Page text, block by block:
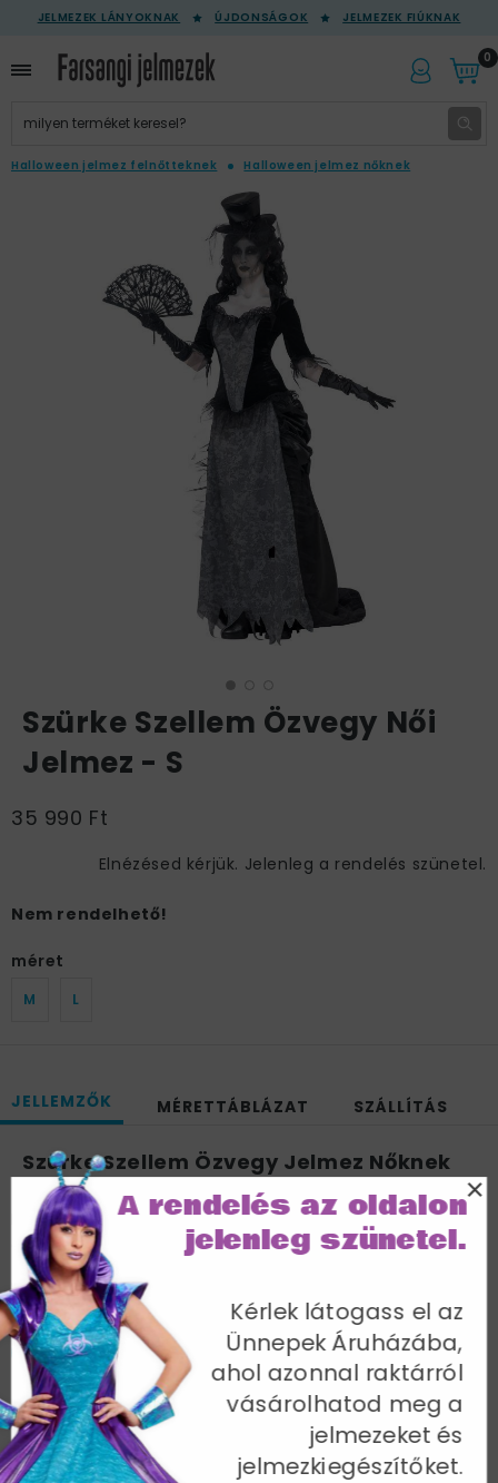
JELMEZEK LÁNYOKNAK ÚJDONSÁGOK JELMEZEK FIÚKNAK
0
Halloween jelmez felnőtteknek Halloween jelmez nőknek
Szürke Szellem Özvegy Női
Jelmez - S
35 990 Ft
Elnézésed kérjük. Jelenleg a rendelés szünetel.
Nem rendelhető!
méret
M L
JELLEMZŐK MÉRETTÁBLÁZAT SZÁLLÍTÁS
Szürke Szellem Özvegy Jelmez Nőknek
Felsővel, Szoknyával és Kalappal - S
Mellbőség 88-90 cm / Derékbőség 67-70 cm /
Csípőméret 94-97 cm / Belső lábhossz 82 cm
Cikkszám: 24575S
További termékek a kategóriában
Kérlek látogass el az
Ünnepek Áruházába,
ahol azonnal raktárról
vásárolhatod meg a
jelmezeket és
jelmezkiegészítőket.
A rendelés az oldalon
jelenleg szünetel.
×